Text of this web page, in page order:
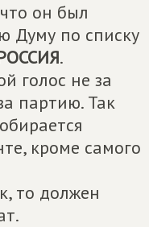
он был
Думу по списку
.
голос не за
партию. Так
кроме самого
то должен